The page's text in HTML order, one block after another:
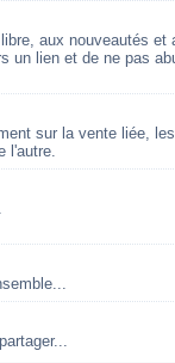
aux nouveautés
un lien et de ne pas
sur la vente liée,
l'autre.